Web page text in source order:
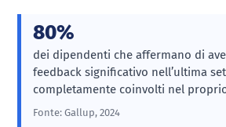
80%
dei dipendenti che affermano di
feedback significativo nell’ultima
completamente coinvolti nel
Fonte: Gallup, 2024